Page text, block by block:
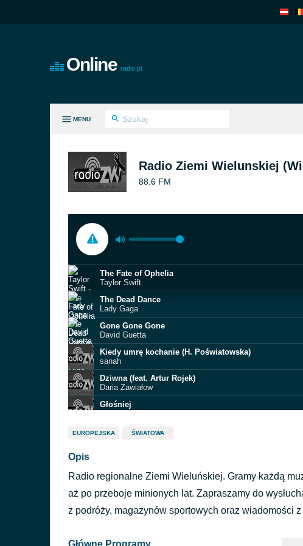
Online radio.pl
MENU
Radio Ziemi Wielunskiej
88.6 FM
The Fate of Ophelia
Taylor Swift
The Dead Dance
Lady Gaga
Gone Gone Gone
David Guetta
Kiedy umrę kochanie (H. Poświatowska)
sanah
Dziwna (feat. Artur Rojek)
Daria Zawiałow
Głośniej
Cztery pory roku
Trzy razy bardziej
Hania Kuzimowicz
LOVE YOU FOR LIFE.
Loud Luxury
EUROPEJSKA ŚWIATOWA
Opis
Radio regionalne Ziemi Wieluńskiej. Gramy każdą
aż po przeboje minionych lat. Zapraszamy do
z podróży, magazynów sportowych oraz wiadomości
Główne Programy